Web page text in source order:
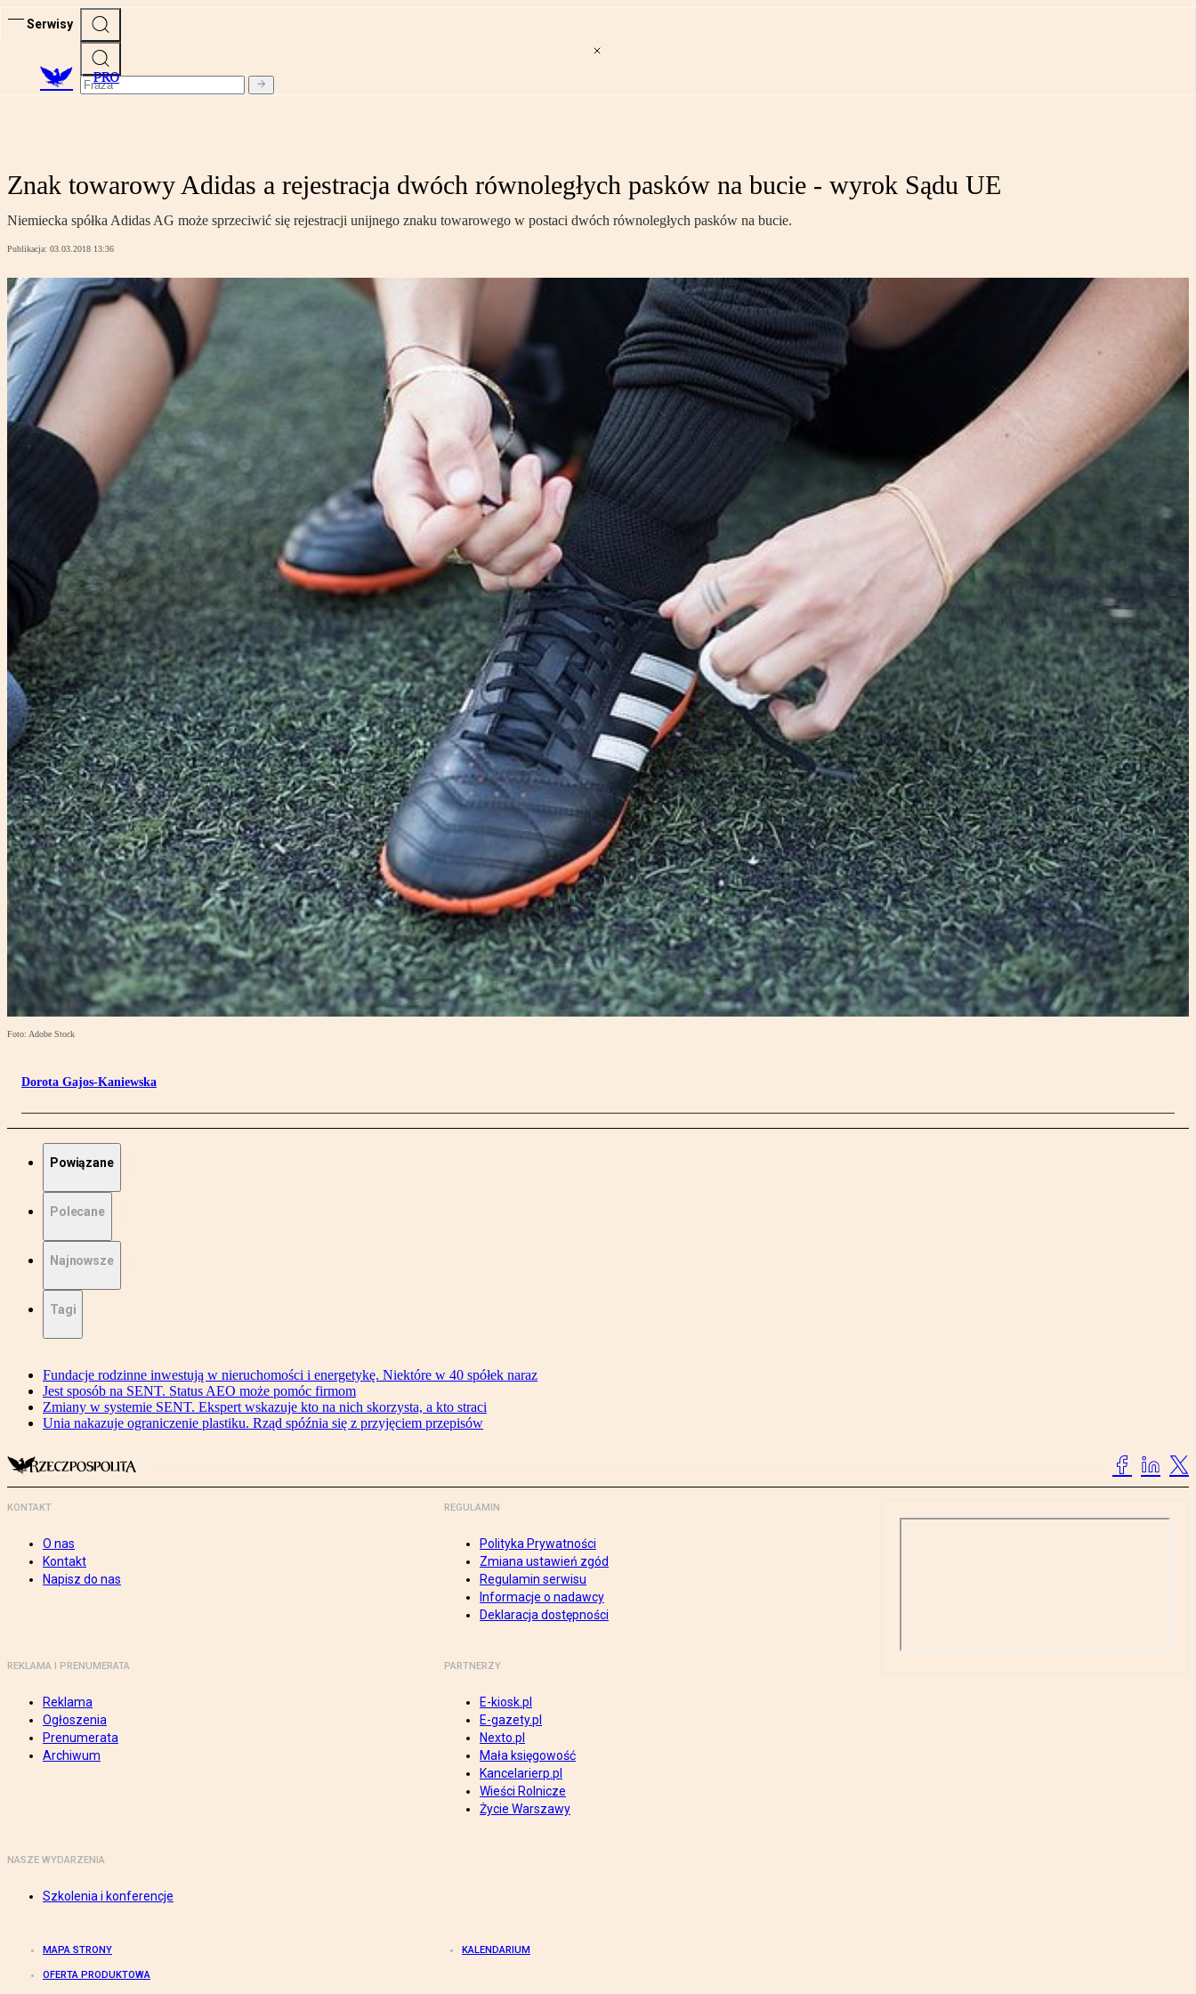
Serwisy
PRO
Znak towarowy Adidas a rejestracja dwóch równoległych pasków na bucie - wyrok Sądu UE
Niemiecka spółka Adidas AG może sprzeciwić się rejestracji unijnego znaku towarowego w postaci dwóch równoległych pasków na bucie.
Publikacja: 03.03.2018 13:36
Foto: Adobe Stock
Dorota Gajos-Kaniewska
Powiązane
Polecane
Najnowsze
Tagi
Fundacje rodzinne inwestują w nieruchomości i energetykę. Niektóre w 40 spółek naraz
Jest sposób na SENT. Status AEO może pomóc firmom
Zmiany w systemie SENT. Ekspert wskazuje kto na nich skorzysta, a kto straci
Unia nakazuje ograniczenie plastiku. Rząd spóźnia się z przyjęciem przepisów
KONTAKT
O nas
Kontakt
Napisz do nas
REGULAMIN
Polityka Prywatności
Zmiana ustawień zgód
Regulamin serwisu
Informacje o nadawcy
Deklaracja dostępności
REKLAMA I PRENUMERATA
Reklama
Ogłoszenia
Prenumerata
Archiwum
PARTNERZY
E-kiosk.pl
E-gazety.pl
Nexto.pl
Mała księgowość
Kancelarierp.pl
Wieści Rolnicze
Życie Warszawy
NASZE WYDARZENIA
Szkolenia i konferencje
MAPA STRONY KALENDARIUM
OFERTA PRODUKTOWA